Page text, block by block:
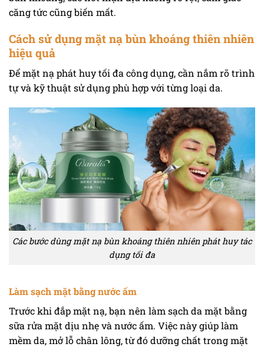
căng tức cũng biến mất.
Cách sử dụng mặt nạ bùn khoáng thiên nhiên
hiệu quả
Để mặt nạ phát huy tối đa công dụng, cần nắm rõ trình
tự và kỹ thuật sử dụng phù hợp với từng loại da.
Các bước dùng mặt nạ bùn khoáng thiên nhiên phát huy tác
dụng tối đa
Làm sạch mặt bằng nước ấm
Trước khi đắp mặt nạ, bạn nên làm sạch da mặt bằng
sữa rửa mặt dịu nhẹ và nước ấm. Việc này giúp làm
mềm da, mở lỗ chân lông, từ đó dưỡng chất trong mặt